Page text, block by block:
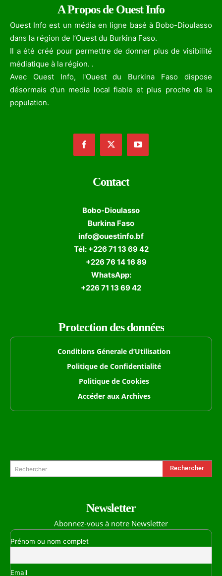
A Propos de Ouest Info
Ouest Info est un média en ligne basé à Bobo-Dioulasso
dans la région de l’Ouest du Burkina Faso.
Il a été créé pour permettre de donner plus de visibilité
médiatique à la région. .
Avec Ouest Info, l'Ouest du Burkina Faso dispose
désormais d'un media local fiable et plus proche de la
population.
Contact
Bobo-Dioulasso
Burkina Faso
info@ouestinfo.bf
Tél: +226 71 13 69 42
+226 76 14 16 89
WhatsApp:
+226 71 13 69 42
Protection des données
Conditions Génerale d’Utilisation
Politique de Confidentialité
Politique de Cookies
Accéder aux Archives
Rechercher Rechercher
Newsletter
Abonnez-vous à notre Newsletter
Prénom ou nom complet
Email